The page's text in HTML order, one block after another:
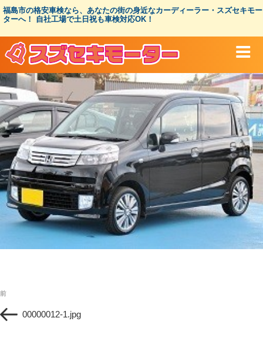
コ
ン
ツ
ス
キ
ッ
プ
福島市の格安車検なら、あなたの街の身近なカーディーラー・スズセキモー
ターへ！ 自社工場で土日祝も車検対応OK！
稿
ナ
ビ
過
の
前
00000012-1.jpg